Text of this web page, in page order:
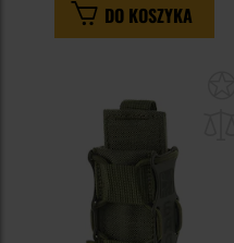
DO KOSZYKA